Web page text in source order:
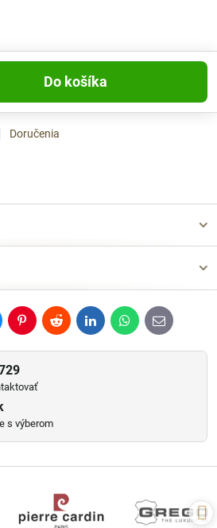
Do košíka
Doručenia
PinterestRedditLinkedInWhatsApp
E-
mail
s výberom